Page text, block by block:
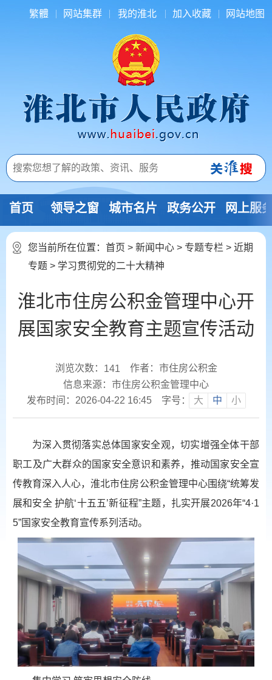
繁體 网站集群 我的淮北 加入收藏 网站地图
首页 领导之窗 城市名片 政务公开 网上服
您当前所在位置： 首页 > 新闻中心 > 专题专栏 > 近期
专题 > 学习贯彻党的二十大精神
淮北市住房公积金管理中心开
展国家安全教育主题宣传活动
浏览次数： 141
作者：市住房公积金
信息来源：市住房公积金管理中心
发布时间：2026-04-22 16:45
字号： 大 中 小
为深入贯彻落实总体国家安全观，切实增强全体干部
职工及广大群众的国家安全意识和素养，推动国家安全宣
传教育深入人心，淮北市住房公积金管理中心围绕“统筹发
展和安全 护航‘十五五’新征程”主题，扎实开展2026年“4·1
5”国家安全教育宣传系列活动。